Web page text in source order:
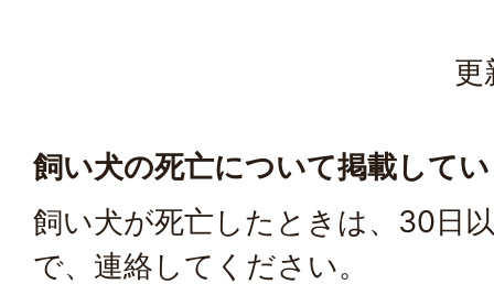
更
飼い犬の死亡について掲載して
飼い犬が死亡したときは、30日
で、連絡してください。